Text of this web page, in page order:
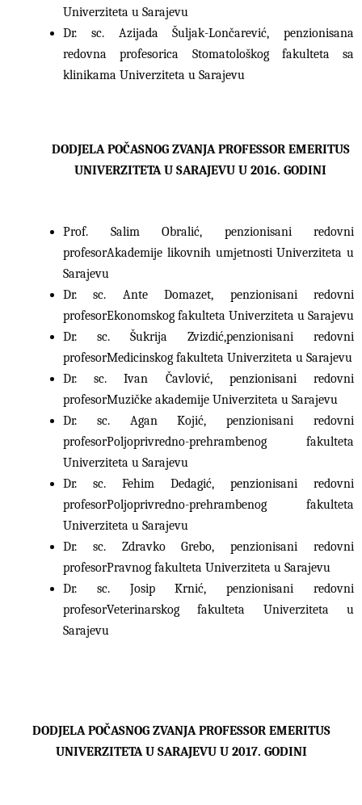
Univerziteta u Sarajevu
Dr. sc. Azijada Šuljak-Lončarević, penzionisana
redovna profesorica Stomatološkog fakulteta sa
klinikama Univerziteta u Sarajevu
DODJELA POČASNOG ZVANJA PROFESSOR EMERITUS
UNIVERZITETA U SARAJEVU U 2016. GODINI
Prof. Salim Obralić, penzionisani redovni
profesorAkademije likovnih umjetnosti Univerziteta u
Sarajevu
Dr. sc. Ante Domazet, penzionisani redovni
profesorEkonomskog fakulteta Univerziteta u Sarajevu
Dr. sc. Šukrija Zvizdić,penzionisani redovni
profesorMedicinskog fakulteta Univerziteta u Sarajevu
Dr. sc. Ivan Čavlović, penzionisani redovni
profesorMuzičke akademije Univerziteta u Sarajevu
Dr. sc. Agan Kojić, penzionisani redovni
profesorPoljoprivredno-prehrambenog fakulteta
Univerziteta u Sarajevu
Dr. sc. Fehim Dedagić, penzionisani redovni
profesorPoljoprivredno-prehrambenog fakulteta
Univerziteta u Sarajevu
Dr. sc. Zdravko Grebo, penzionisani redovni
profesorPravnog fakulteta Univerziteta u Sarajevu
Dr. sc. Josip Krnić, penzionisani redovni
profesorVeterinarskog fakulteta Univerziteta u
Sarajevu
DODJELA POČASNOG ZVANJA PROFESSOR EMERITUS
UNIVERZITETA U SARAJEVU U 2017. GODINI